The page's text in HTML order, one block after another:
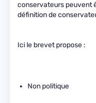
conservateurs peuvent
définition de
Ici le brevet propose :
Non politique